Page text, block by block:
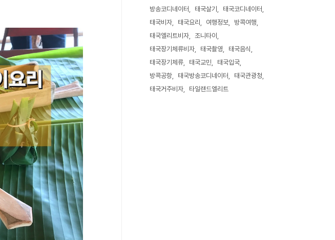
방송코디네이터
태국살기
태국코디네이터
태국비자
태국요리 여행정보
방콕여행
태국엘리트비자
조니타이
태국장기체류비자
태국촬영
태국음식
태국장기체류
태국교민
태국입국
방콕공항
태국방송코디네이터
태국관광청
태국거주비자
타일랜드엘리트